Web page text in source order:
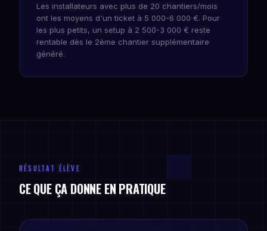
Les installateurs avec plus de 20 chantiers/mois
ont les moyens d'un ticket à 5 000-6 000 €. Pour
les plus petits, un setup à 2 500-3 000 € reste
rentable dès le 2ème chantier supplémentaire
généré.
RÉSULTAT ÉLÈVE
CE QUE ÇA DONNE EN PRATIQUE